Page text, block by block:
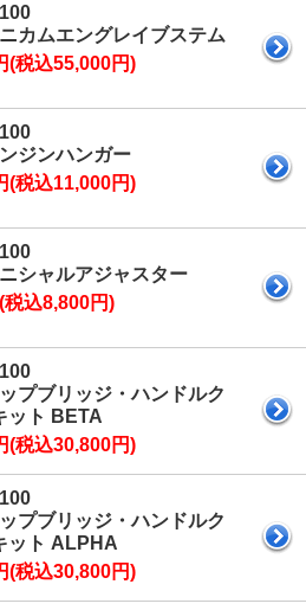
カムエングレイブステム
(税込55,000円)
ジンハンガー
(税込11,000円)
シャルアジャスター
税込8,800円)
プブリッジ・ハンドルク
ット BETA
(税込30,800円)
プブリッジ・ハンドルク
ット ALPHA
(税込30,800円)